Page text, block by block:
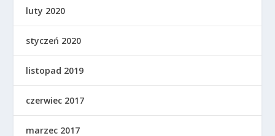
luty 2020
styczeń 2020
listopad 2019
czerwiec 2017
marzec 2017